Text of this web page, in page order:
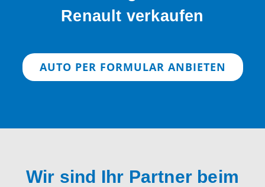
Renault verkaufen
AUTO PER FORMULAR ANBIETEN
Wir sind Ihr Partner beim